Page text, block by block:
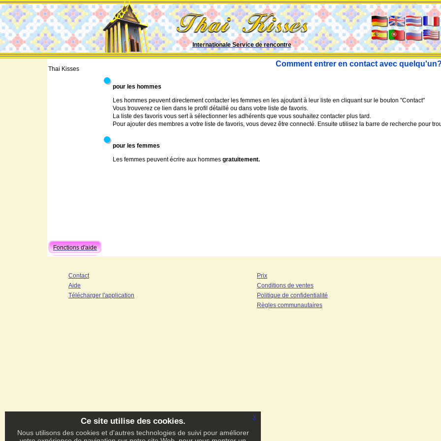
Internationale Service de rencontre
Thai Kisses
Fonctions d'aide
Comment entrer en contact avec quelqu'un?
pour les hommes
Les hommes peuvent directement contacter les femmes en les ajoutant à leur liste en cliquant sur le bouton "Contact"
Vous trouverez ce lien dans le profil détaillé ou dans votre liste de favoris.
La liste des favoris vous sert à sélectionner les adhérents que vous souhaitez contacter plus tard.
Pour ajouter des membres a votre liste de favoris, vous devez être connecté. Ensuite utilisez la barre de recherche pour
pour les femmes
Les femmes peuvent écrire aux hommes gratuitement.
Contact
Aide
Télécharger l'application
Prix
Conditions de ventes
Politique de confidentialité
Règles communautaires
Ce site utilise des cookies.
Nous utilisons des cookies et d'autres technologies de suivi pour améliorer
x